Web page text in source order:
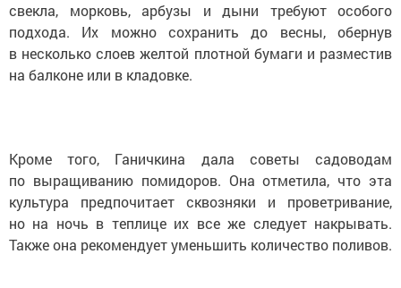
свекла, морковь, арбузы и дыни требуют особого
подхода. Их можно сохранить до весны, обернув
в несколько слоев желтой плотной бумаги и разместив
на балконе или в кладовке.
Кроме того, Ганичкина дала советы садоводам
по выращиванию помидоров. Она отметила, что эта
культура предпочитает сквозняки и проветривание,
но на ночь в теплице их все же следует накрывать.
Также она рекомендует уменьшить количество поливов.